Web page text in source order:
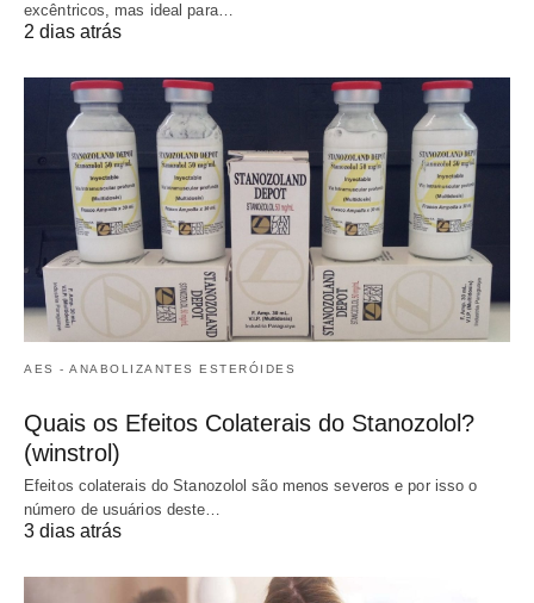
excêntricos, mas ideal para…
2 dias atrás
AES - ANABOLIZANTES ESTERÓIDES
Quais os Efeitos Colaterais do Stanozolol?
(winstrol)
Efeitos colaterais do Stanozolol são menos severos e por isso o
número de usuários deste…
3 dias atrás